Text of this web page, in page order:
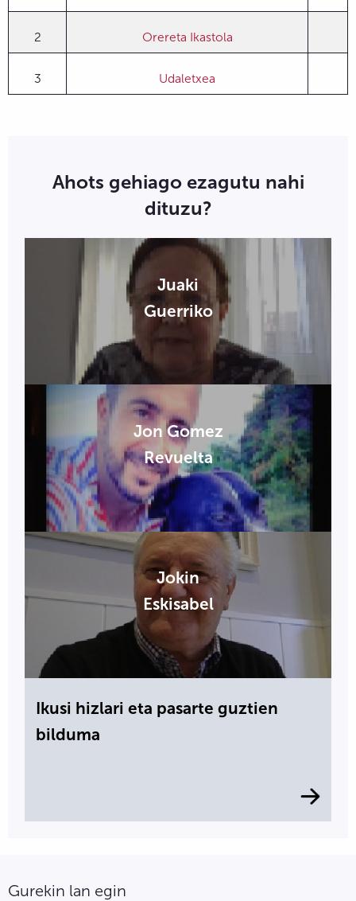
2 Orereta Ikastola
3 Udaletxea
Ahots gehiago ezagutu nahi
dituzu?
Juaki
Guerriko
Jon Gomez
Revuelta
Jokin
Eskisabel
Ikusi hizlari eta pasarte guztien
bilduma
Gurekin lan egin